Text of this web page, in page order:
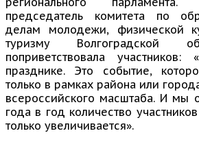
председатель комитета по
делам молодежи, физической
туризму Волгоградской
поприветствовала
празднике. Это событие,
только в рамках района или
всероссийского масштаба. И мы
года в год количество
только увеличивается».